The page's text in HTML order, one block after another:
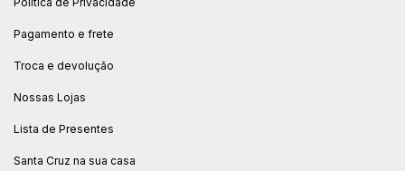
Pagamento e frete
Troca e devolução
Nossas Lojas
Lista de Presentes
Santa Cruz na sua casa